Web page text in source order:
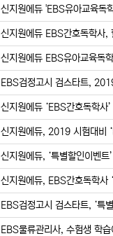
신지원에듀 'EBS유아교육독
신지원에듀 EBS간호독학사,
신지원에듀 EBS유아교육독
EBS검정고시 검스타트,
신지원에듀 ‘EBS간호독학
신지원에듀, 2019 시험대비
신지원에듀, ‘특별할인이벤
신지원에듀, EBS간호독학
EBS검정고시 검스타트, ‘특
EBS물류관리사, 수험생 학